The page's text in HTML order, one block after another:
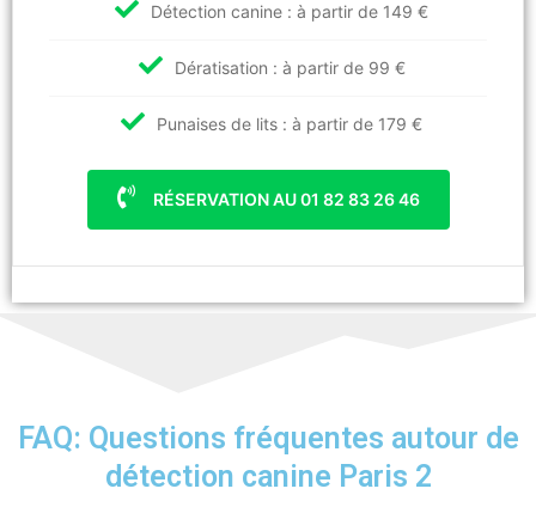
Détection canine : à partir de 149 €
Dératisation : à partir de 99 €
Punaises de lits : à partir de 179 €
RÉSERVATION AU 01 82 83 26 46
FAQ: Questions fréquentes autour de
détection canine Paris 2